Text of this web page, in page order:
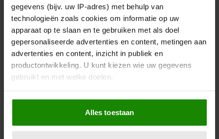
gegevens (bijv. uw IP-adres) met behulp van
technologieën zoals cookies om informatie op uw
apparaat op te slaan en te gebruiken met als doel
gepersonaliseerde advertenties en content, metingen aan
advertenties en content, inzicht in publiek en
productontwikkeling. U kunt kiezen wie uw gegevens
gebruikt en met welke doelen.
Als u het toestaat, willen we ook graag:
Informatie verzamelen over uw geografische
locatie, die tot een paar meter nauwkeurig kan zijn
Alles toestaan